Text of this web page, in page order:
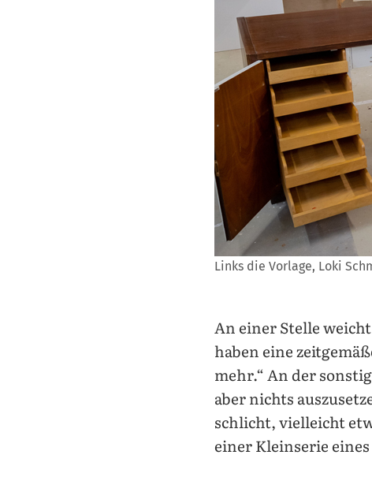
Links die Vorlage, Loki
An einer Stelle
haben eine
mehr.“ An der
aber nichts
schlicht, vielleicht
einer Kleinserie